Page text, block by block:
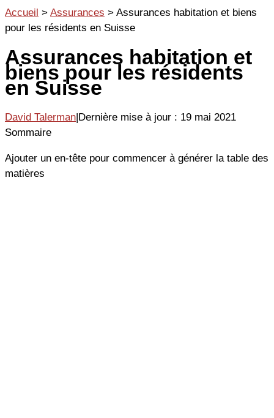
Aller
au
Accueil > Assurances > Assurances habitation et biens
pour les résidents en Suisse
Assurances habitation et
biens pour les résidents
en Suisse
David Talerman|Dernière mise à jour : 19 mai 2021
Sommaire
Ajouter un en-tête pour commencer à générer la table des
matières